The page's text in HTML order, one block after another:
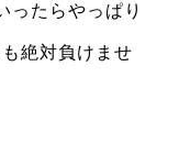
ったらやっぱり
絶対負けませ